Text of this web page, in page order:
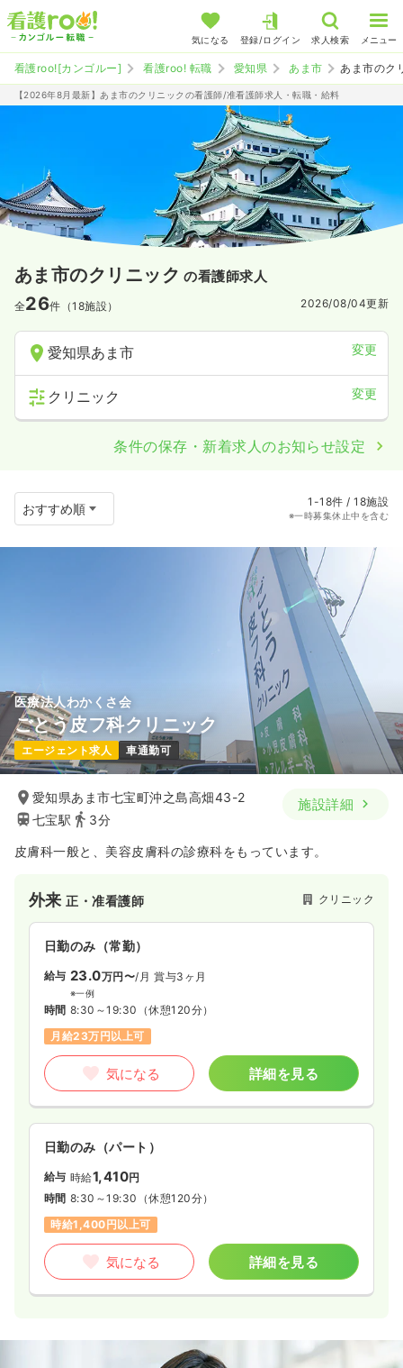
気になる 登録/ログイン 求人検索 メニュー
看護roo![カンゴルー] 看護roo! 転職 愛知県 あま市 あま市のク
【2026年8月最新】あま市のクリニックの看護師/准看護師求人・転職・給料
あま市のクリニック の看護師求人
全26件（18施設） 2026/08/04更新
愛知県あま市 変更
クリニック 変更
条件の保存・新着求人のお知らせ設定
1-18件 / 18施設
※一時募集休止中を含む
医療法人わかくさ会
ごとう皮フ科クリニック
エージェント求人 車通勤可
愛知県あま市七宝町沖之島高畑43-2
七宝駅
3分
施設詳細
皮膚科一般と、美容皮膚科の診療科をもっています。
外来正・准看護師 クリニック
日勤のみ（常勤）
給与 23.0万円〜/月 賞与3ヶ月
※一例
時間 8:30～19:30 （休憩120分）
月給23万円以上可
気になる 詳細を見る
日勤のみ（パート）
給与 時給1,410円
時間 8:30～19:30 （休憩120分）
時給1,400円以上可
気になる 詳細を見る